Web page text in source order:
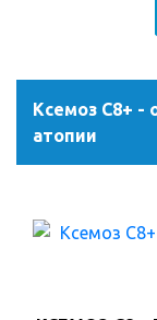
Ксемоз С8+ -
атопии